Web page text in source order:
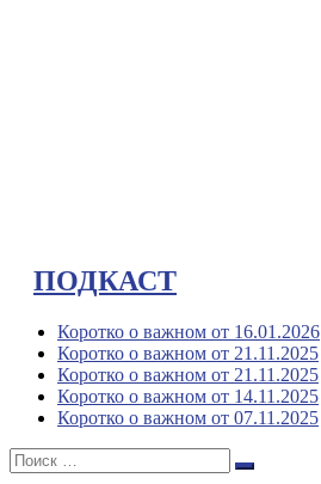
ПОДКАСТ
Коротко о важном от 16.01.2026
Коротко о важном от 21.11.2025
Коротко о важном от 21.11.2025
Коротко о важном от 14.11.2025
Коротко о важном от 07.11.2025
Поиск:
Поиск